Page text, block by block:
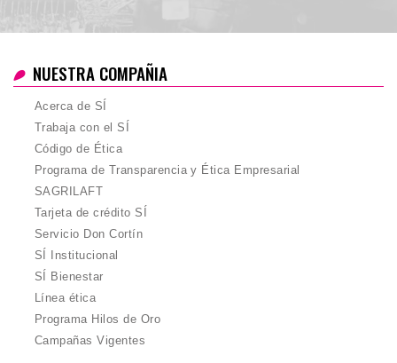
NUESTRA COMPAÑIA
Acerca de SÍ
Trabaja con el SÍ
Código de Ética
Programa de Transparencia y Ética Empresarial
SAGRILAFT
Tarjeta de crédito SÍ
Servicio Don Cortín
SÍ Institucional
SÍ Bienestar
Línea ética
Programa Hilos de Oro
Campañas Vigentes